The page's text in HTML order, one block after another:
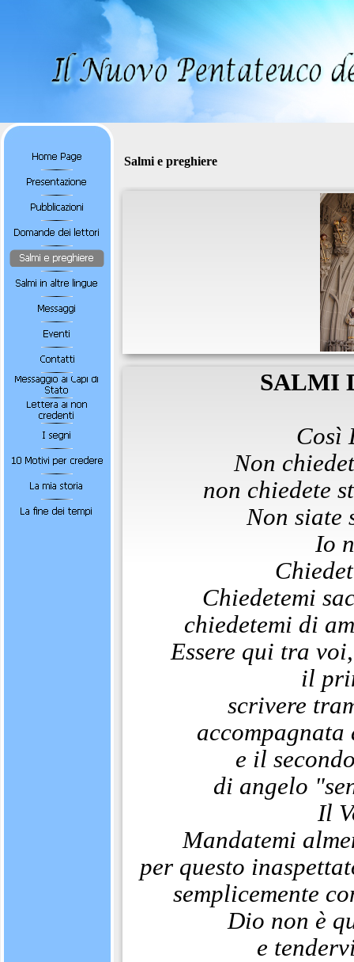
Salmi e preghiere
SALMI
Così
Non
non chiedete
Non siate
Io
Chiedetemi
chiedetemi di
Essere qui tra
il
scrivere
accompagnata
e il
di angelo
Il
Mandatemi
per questo
semplicemente
Dio non è
e